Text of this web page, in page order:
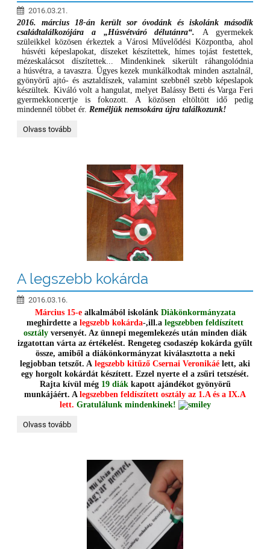
2016.03.21.
2016. március 18-án került sor óvodánk és iskolánk második
családtalálkozójára a „Húsvétváró délutánra“. A gyermekek
szüleikkel közösen érkeztek a Városi Művelődési Központba, ahol
húsvéti képeslapokat, díszeket készítettek, hímes tojást festettek,
mézeskalácsot díszítettek... Mindenkinek sikerült ráhangolódnia
a húsvétra, a tavaszra. Ügyes kezek munkálkodtak minden asztalnál,
gyönyörű ajtó- és asztaldíszek, valamint szebbnél szebb képeslapok
készültek. Kiváló volt a hangulat, melyet Balássy Betti és Varga Feri
gyermekkoncertje is fokozott. A közösen eltöltött idő pedig
mindennél többet ér. Reméljük nemsokára újra találkozunk!
Húsvétváró
Olvass tovább
A legszebb kokárda
2016.03.16.
Március 15-ealkalmából iskolánk Diàkönkormányzata
meghirdette a legszebb kokárda-,ill.a legszebben feldíszített
osztályversenyét. Az ünnepi megemlekezés után minden diák
izgatottan várta az értékelést. Rengeteg csodaszép kokárda gyűlt
össze, amiből a diákönkormányzat kiválasztotta a neki
legjobban tetszőt. A legszebb kitűző Csernai Veronikáé lett, aki
egy horgolt kokárdát készített. Ezzel nyerte el a zsűri tetszését.
Rajta kívül még 19 diákkapott ajándékot gyönyörű
munkájáért. Alegszebben feldíszített osztály az 1.A és a IX.A
lett. Gratulálunk mindenkinek!
A
Olvass tovább